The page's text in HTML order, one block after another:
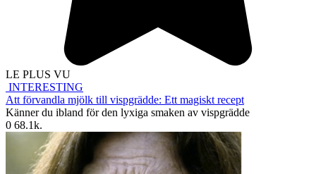
LE PLUS VU
INTERESTING
Att förvandla mjölk till vispgrädde: Ett magiskt recept
Känner du ibland för den lyxiga smaken av vispgrädde
0 68.1k.